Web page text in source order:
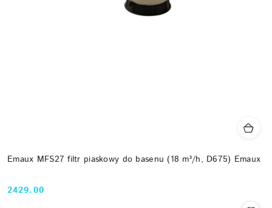
Emaux MFS27 filtr piaskowy do basenu (18 m³/h, D675) Emaux
Cena:
2429.00